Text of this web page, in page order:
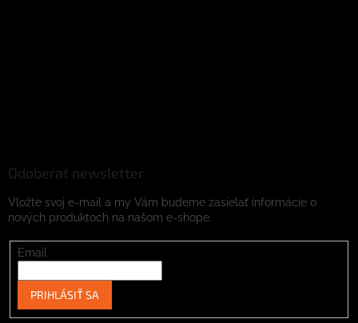
Odoberať newsletter
Vložte svoj e-mail a my Vám budeme zasielať informácie o
nových produktoch na našom e-shope.
Email
PRIHLÁSIŤ SA